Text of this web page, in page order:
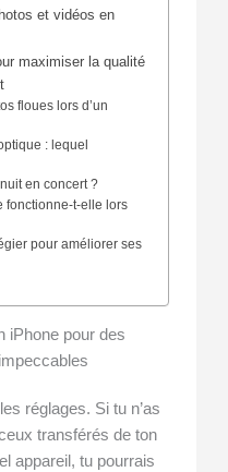
et vidéos en
maximiser la qualité
floues lors d’un
: lequel
en concert ?
fonctionne-t-elle lors
pour améliorer ses
iPhone pour des
réglages. Si tu n’as
transférés de ton
appareil, tu pourrais